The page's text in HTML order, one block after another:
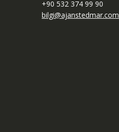
+90 532 374 99 90
bilgi@ajanstedmar.com